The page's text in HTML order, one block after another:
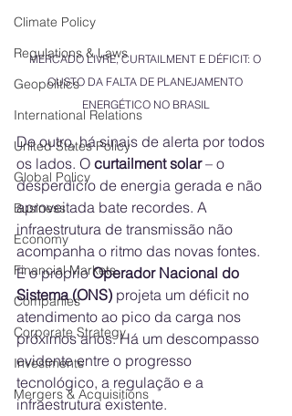
Climate Policy
Regulations & Laws
Geopolitics
International Relations
United States Policy
Global Policy
Business
Economy
Financial Markets
Companies
Corporate Strategy
Investments
Mergers & Acquisitions
MERCADO LIVRE, CURTAILMENT E DÉFICIT: O
CUSTO DA FALTA DE PLANEJAMENTO
ENERGÉTICO NO BRASIL
De outro, há sinais de alerta por todos
os lados. O curtailment solar – o
desperdício de energia gerada e não
aproveitada bate recordes. A
infraestrutura de transmissão não
acompanha o ritmo das novas fontes.
E o próprio Operador Nacional do
Sistema (ONS) projeta um déficit no
atendimento ao pico da carga nos
próximos anos. Há um descompasso
evidente entre o progresso
tecnológico, a regulação e a
infraestrutura existente.